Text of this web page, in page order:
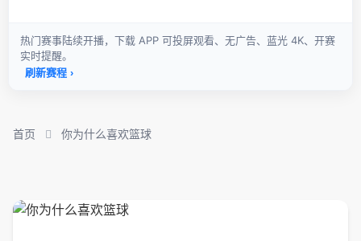
首页 你为什么喜欢篮球